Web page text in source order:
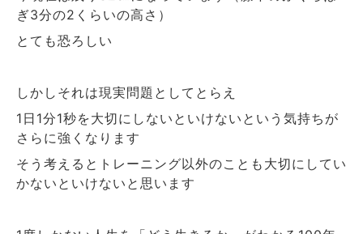
ぎ3分の2 くらいの高さ）
とても恐ろしい
しかしそれは現実問題としてとらえ
1 日 1分1秒を大切にしないといけないという気持ちが
さらに強くなります
そう考えるとトレーニング以外のことも大切にしてい
かないといけないと思います